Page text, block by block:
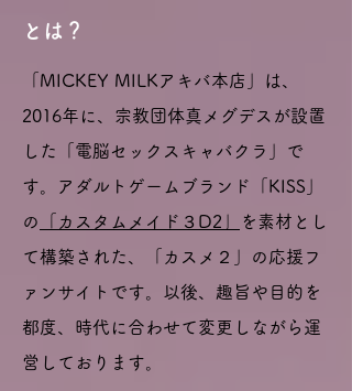
とは？
​「MICKEY MILKアキバ本店」は、
2016年に、宗教団体真メグデスが設置
した「電脳セックスキャバクラ」で
す。アダルトゲームブランド「KISS」
の
「カスタムメイド３D2」
を素材とし
て構築された、「カスメ２」の応援フ
ァンサイトです。以後、趣旨や目的を
都度、時代に合わせて変更しながら運
営しております。​